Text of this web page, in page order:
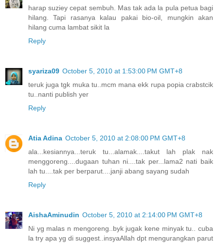
harap suziey cepat sembuh. Mas tak ada la pula petua bagi
hilang. Tapi rasanya kalau pakai bio-oil, mungkin akan
hilang cuma lambat sikit la
Reply
syariza09 October 5, 2010 at 1:53:00 PM GMT+8
teruk juga tgk muka tu..mcm mana ekk rupa popia crabstcik
tu..nanti publish yer
Reply
Atia Adina October 5, 2010 at 2:08:00 PM GMT+8
ala...kesiannya...teruk tu...alamak....takut lah plak nak
menggoreng....dugaan tuhan ni....tak per...lama2 nati baik
lah tu....tak per berparut....janji abang sayang sudah
Reply
AishaAminudin October 5, 2010 at 2:14:00 PM GMT+8
Ni yg malas n mengoreng..byk jugak kene minyak tu.. cuba
la try apa yg di suggest..insyaAllah dpt mengurangkan parut